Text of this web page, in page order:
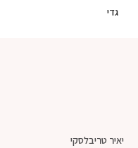
גדי
יאיר טריבלסקי